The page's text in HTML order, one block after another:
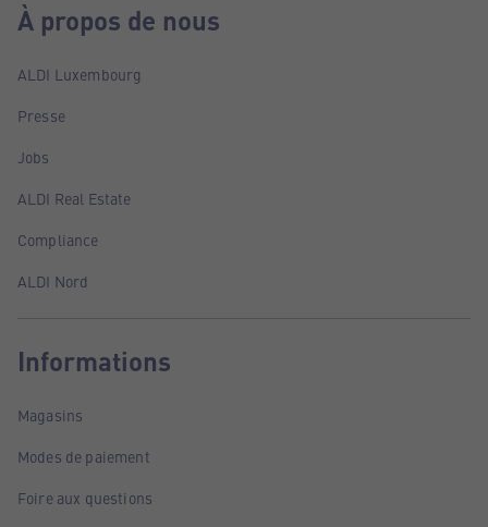
À propos de nous
ALDI Luxembourg
Presse
Jobs
ALDI Real Estate
Compliance
ALDI Nord
Informations
Magasins
Modes de paiement
Foire aux questions